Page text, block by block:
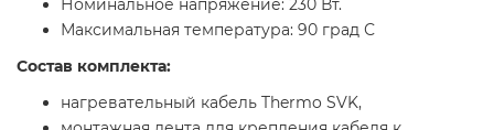
Номинальное напряжение: 230 Вт.
Максимальная температура: 90 град С
Состав комплекта:
нагревательный кабель Thermo SVK,